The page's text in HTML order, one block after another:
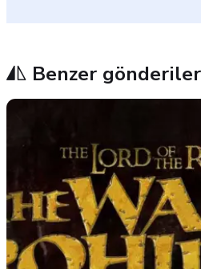
Benzer gönderiler